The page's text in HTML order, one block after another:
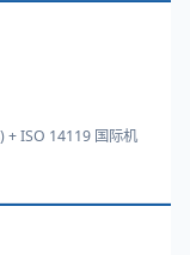
+ ISO 14119 国际机